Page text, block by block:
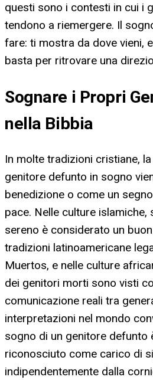
questi sono i contesti in cui i
tendono a riemergere. Il
fare: ti mostra da dove vieni,
basta per ritrovare una
Sognare i Propri
nella Bibbia
In molte tradizioni cristiane,
genitore defunto in sogno
benedizione o come un
pace. Nelle culture
sereno è considerato un
tradizioni latinoamericane
Muertos, e nelle culture
dei genitori morti sono visti
comunicazione reali tra
interpretazioni nel mondo
sogno di un genitore defunto
riconosciuto come carico di
indipendentemente dalla